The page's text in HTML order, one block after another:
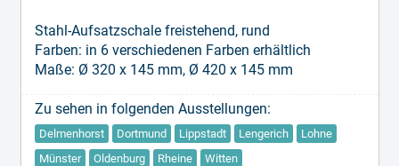
Stahl-Aufsatzschale freistehend, rund
Farben: in 6 verschiedenen Farben erhältlich
Maße: Ø 320 x 145 mm, Ø 420 x 145 mm
Zu sehen in folgenden Ausstellungen:
Delmenhorst Dortmund Lippstadt Lengerich
Lohne
Münster
Oldenburg Rheine Witten